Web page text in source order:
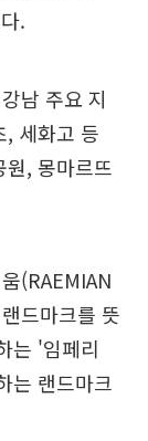
.
남 주요 지
, 세화고 등
원, 몽마르뜨
(RAEMIAN
드마크를 뜻
는 '임페리
는 랜드마크